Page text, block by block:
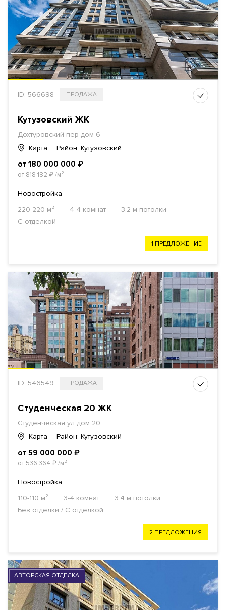
ID: 566698 ПРОДАЖА
Кутузовский ЖК
Дохтуровский пер дом 6
Карта
Район: Кутузовский
от 180 000 000 ₽
от 818 182 ₽/м²
Новостройка
220-220 м²
4-4 комнат
3.2 м потолки
С отделкой
1 ПРЕДЛОЖЕНИЕ
ID: 546549 ПРОДАЖА
Студенческая 20 ЖК
Студенческая ул дом 20
Карта
Район: Кутузовский
от 59 000 000 ₽
от 536 364 ₽/м²
Новостройка
110-110 м²
3-4 комнат
3.4 м потолки
Без отделки / С отделкой
2 ПРЕДЛОЖЕНИЯ
АВТОРСКАЯ ОТДЕЛКА